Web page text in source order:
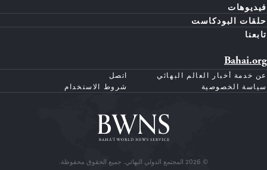
فيديوهات
حلقات البودكاست
تابعنا
Bahai.org
عن خدمة أخبار العالم البهائي
اتصل
سياسة الخصوصية
شروط الاستخدام
© 2026 المجتمع الدولي البهائي. جميع الحقوق محفوظة.